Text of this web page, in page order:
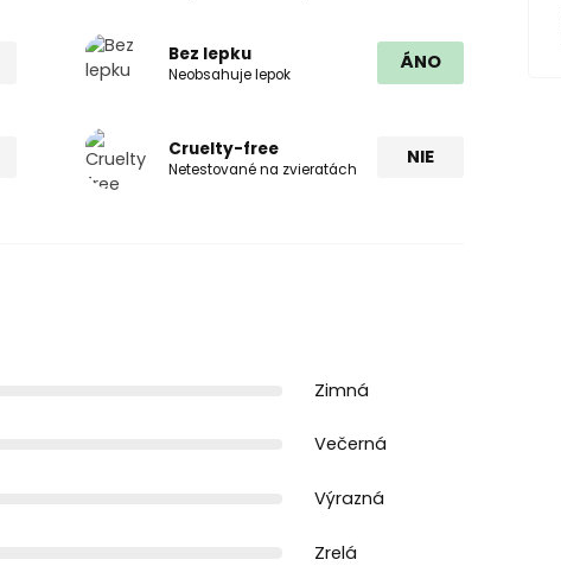
Bez lepku
Neobsahuje lepok
ÁNO
Cruelty-free
Netestované na zvieratách
NIE
Zimná
Večerná
Výrazná
Zrelá